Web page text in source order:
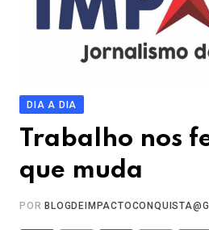
DIA A DIA
Trabalho nos
que muda
POR